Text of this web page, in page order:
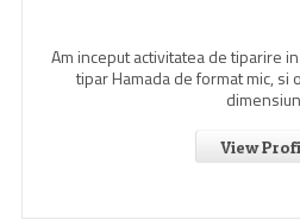
Am inceput activitatea de tiparire
tipar Hamada de format mic, si
View